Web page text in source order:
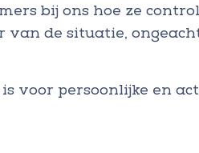
bij ons hoe ze
van de situatie,
voor persoonlijke en